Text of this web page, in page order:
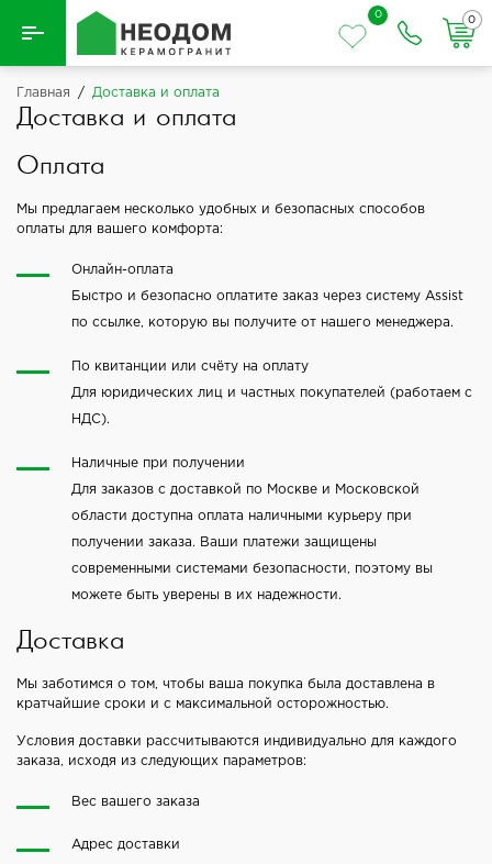
Назад
Керамогранит
0
0
Главная / Доставка и оплата
Доставка и оплата
Оплата
Мы предлагаем несколько удобных и безопасных способов
оплаты для вашего комфорта:
Онлайн-оплата
Быстро и безопасно оплатите заказ через систему Assist
по ссылке, которую вы получите от нашего менеджера.
По квитанции или счёту на оплату
Для юридических лиц и частных покупателей (работаем с
НДС).
Наличные при получении
Для заказов с доставкой по Москве и Московской
области доступна оплата наличными курьеру при
получении заказа. Ваши платежи защищены
современными системами безопасности, поэтому вы
можете быть уверены в их надежности.
Доставка
Мы заботимся о том, чтобы ваша покупка была доставлена в
кратчайшие сроки и с максимальной осторожностью.
Условия доставки рассчитываются индивидуально для каждого
заказа, исходя из следующих параметров:
Вес вашего заказа
Адрес доставки